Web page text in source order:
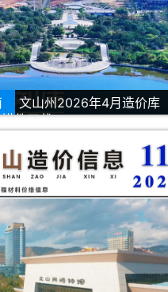
文山州2026年4月造价库
件下载